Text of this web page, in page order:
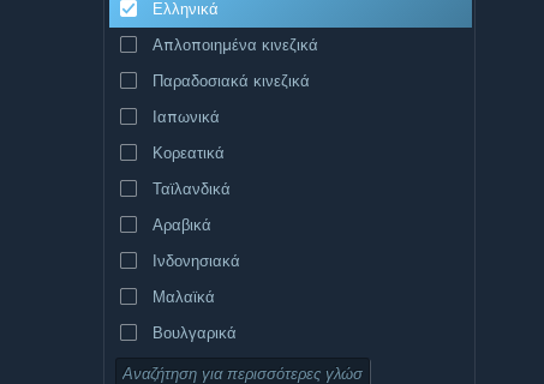
Ελληνικά
Απλοποιημένα κινεζικά
Παραδοσιακά κινεζικά
Ιαπωνικά
Κορεατικά
Ταϊλανδικά
Αραβικά
Ινδονησιακά
Μαλαϊκά
Βουλγαρικά
Τσεχικά